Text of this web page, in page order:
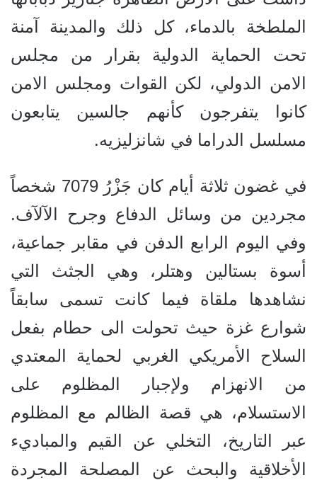
الملطخة بالدماء، كل ذلك والمدينة آمنة
تحت الحماية الدولية بقرار من مجلس
الامن الدولي، لكن القوات ومجلس الامن
كانوا يتفرجون كأنهم جالسين يتابعون
مسلسل الدراما في شانزليزيه.
في غضون ثلاثة أيام كان جَزْرُ 7079 شخصاً
مجردين من وسائل الدفاع وجرح الآلآف.
وفي اليوم الرابع الدفن في مقابر جماعية،
أسوة بستالين وهتلر، وهي الجثث التي
نشاهدها ملقاة فيما كانت تسمى سابقاً
شوارع غزة حيث تحولت الى حطام بفعل
السلاح الأمريكي الغربي لحماية المعتدي
من الانهزام ولإجبار المظلوم على
الاستسلام، هي قصة الظالم مع المظلوم
عبر التاريخ، التخلي عن القيم والمباديء
الأخلاقية والبحث عن المصلحة المجردة